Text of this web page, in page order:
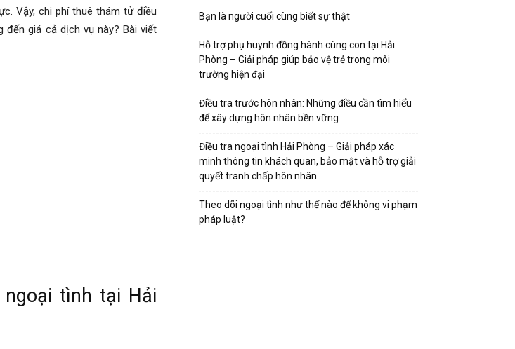
Vậy, chi phí thuê thám tử điều
đến giá cả dịch vụ này? Bài viết
tình tại Hải
Bạn là người cuối cùng biết sự thật
Hỗ trợ phụ huynh đồng hành cùng con tại Hải
Phòng – Giải pháp giúp bảo vệ trẻ trong môi
trường hiện đại
Điều tra trước hôn nhân: Những điều cần tìm hiểu
để xây dựng hôn nhân bền vững
Điều tra ngoại tình Hải Phòng – Giải pháp xác
minh thông tin khách quan, bảo mật và hỗ trợ giải
quyết tranh chấp hôn nhân
Theo dõi ngoại tình như thế nào để không vi phạm
pháp luật?